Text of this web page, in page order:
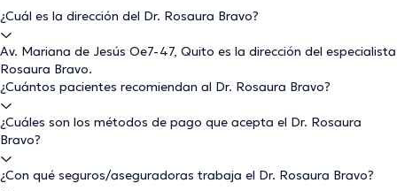
¿Cuál es la dirección del Dr. Rosaura Bravo?
Av. Mariana de Jesús Oe7-47, Quito es la dirección del especialista
Rosaura Bravo.
¿Cuántos pacientes recomiendan al Dr. Rosaura Bravo?
¿Cuáles son los métodos de pago que acepta el Dr. Rosaura
Bravo?
¿Con qué seguros/aseguradoras trabaja el Dr. Rosaura Bravo?